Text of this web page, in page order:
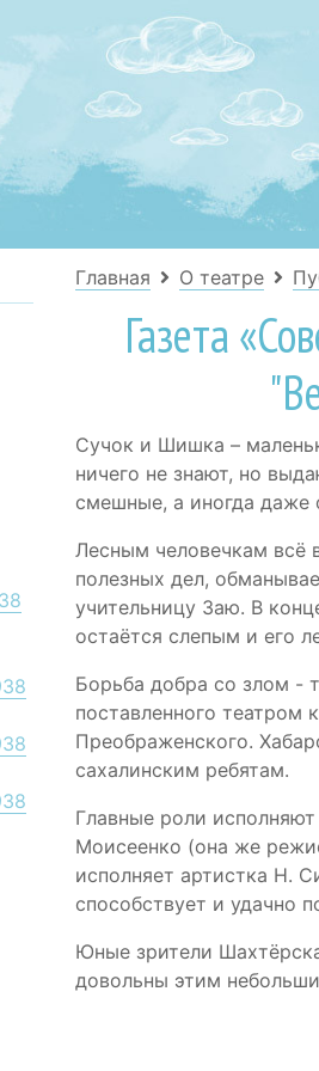
Главная О театре
Газета
Сучок и Шишка –
ничего не знают, но
смешные, а иногда даже
Лесным человечкам всё
полезных дел,
учительницу Заю. В
остаётся слепым и его
Борьба добра со злом -
поставленного театром
Преображенского.
сахалинским ребятам.
Главные роли
Моисеенко (она же
исполняет артистка Н.
способствует и удачно
Юные зрители
довольны этим